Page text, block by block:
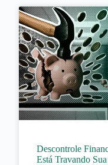
Descontrole
Está Travando